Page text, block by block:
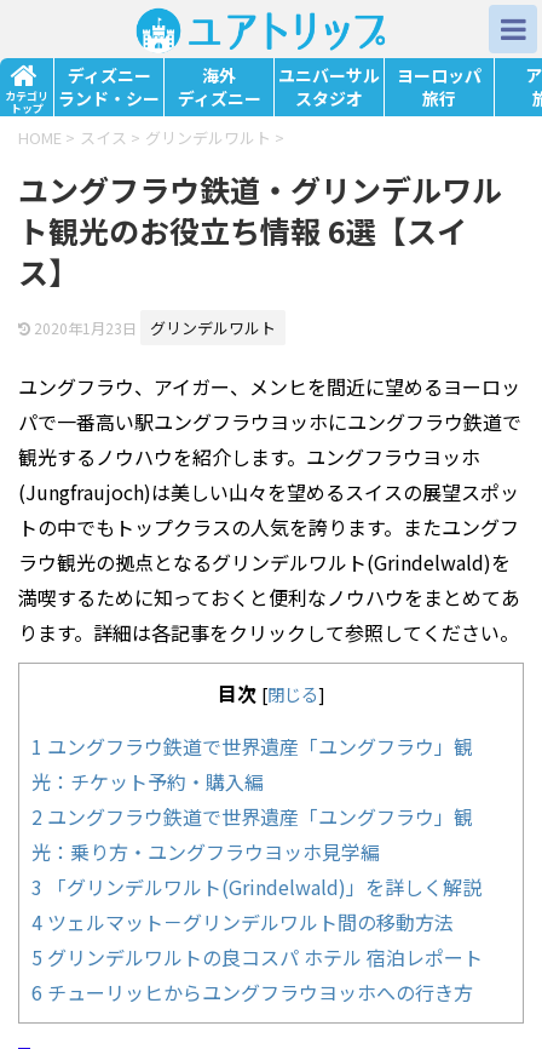
カテゴリ
トップ
ディズニー
ランド・シー
海外
ディズニー
ユニバーサル
スタジオ
ヨーロッパ
旅行
HOME > スイス > グリンデルワルト >
ユングフラウ鉄道・グリンデルワル
ト観光のお役立ち情報 6選【スイ
ス】
2020年1月23日 グリンデルワルト
ユングフラウ、アイガー、メンヒを間近に望めるヨーロッ
パで一番高い駅ユングフラウヨッホにユングフラウ鉄道で
観光するノウハウを紹介します。ユングフラウヨッホ
(Jungfraujoch)は美しい山々を望めるスイスの展望スポッ
トの中でもトップクラスの人気を誇ります。またユングフ
ラウ観光の拠点となるグリンデルワルト(Grindelwald)を
満喫するために知っておくと便利なノウハウをまとめてあ
ります。詳細は各記事をクリックして参照してください。
目次 [閉じる]
1 ユングフラウ鉄道で世界遺産「ユングフラウ」観
光：チケット予約・購入編
2 ユングフラウ鉄道で世界遺産「ユングフラウ」観
光：乗り方・ユングフラウヨッホ見学編
3 「グリンデルワルト(Grindelwald)」を詳しく解説
4 ツェルマット－グリンデルワルト間の移動方法
5 グリンデルワルトの良コスパ ホテル 宿泊レポート
6 チューリッヒからユングフラウヨッホへの行き方